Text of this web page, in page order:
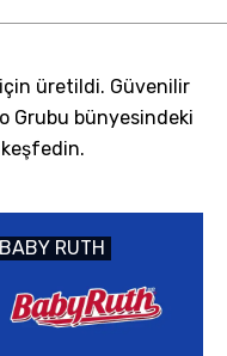
üretildi. Güvenilir
Grubu bünyesindeki
keşfedin.
BABY RUTH